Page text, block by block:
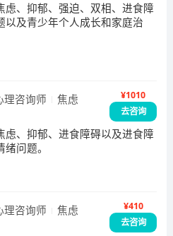
虑、抑郁、强迫、双相、进食障
以及青少年个人成长和家庭治
理咨询师
焦虑
¥1010
去咨询
虑、抑郁、进食障碍以及进食障
问题。
理咨询师
焦虑
¥410
去咨询